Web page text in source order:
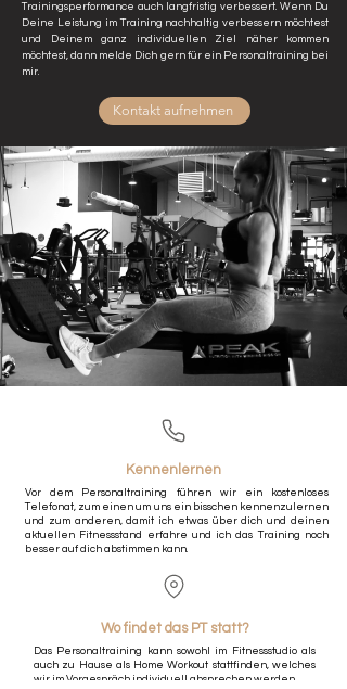
Trainingsperformance auch langfristig verbessert. Wenn Du
Deine Leistung im Training nachhaltig verbessern möchtest
und Deinem ganz individuellen Ziel näher kommen
möchtest, dann melde Dich gern für ein Personaltraining bei
mir.
Kontakt aufnehmen
Kennenlernen
Vor dem Personaltraining führen wir ein kostenloses
Telefonat, zum einen um uns ein bisschen kennenzulernen
und zum anderen, damit ich etwas über dich und deinen
aktuellen Fitnessstand erfahre und ich das Training noch
besser auf dich abstimmen kann.
Wo findet das PT statt?
Das Personaltraining kann sowohl im Fitnessstudio als
auch zu Hause als Home Workout stattfinden, welches
wir im Vorgespräch individuell absprechen werden.